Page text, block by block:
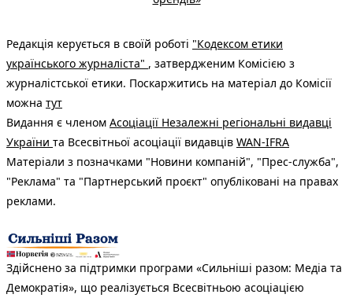
Редакція керується в своїй роботі "Кодексом етики
українського журналіста" , затвердженим Комісією з
журналістської етики. Поскаржитись на матеріал до Комісії
можна тут
Видання є членом Асоціації Незалежні регіональні видавці
України та Всесвітньої асоціації видавців WAN-IFRA
Матеріали з позначками "Новини компаній", "Прес-служба",
"Реклама" та "Партнерський проєкт" опубліковані на правах
реклами.
Здійснено за підтримки програми «Сильніші разом: Медіа та
Демократія», що реалізується Всесвітньою асоціацією